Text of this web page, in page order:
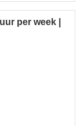
per week |